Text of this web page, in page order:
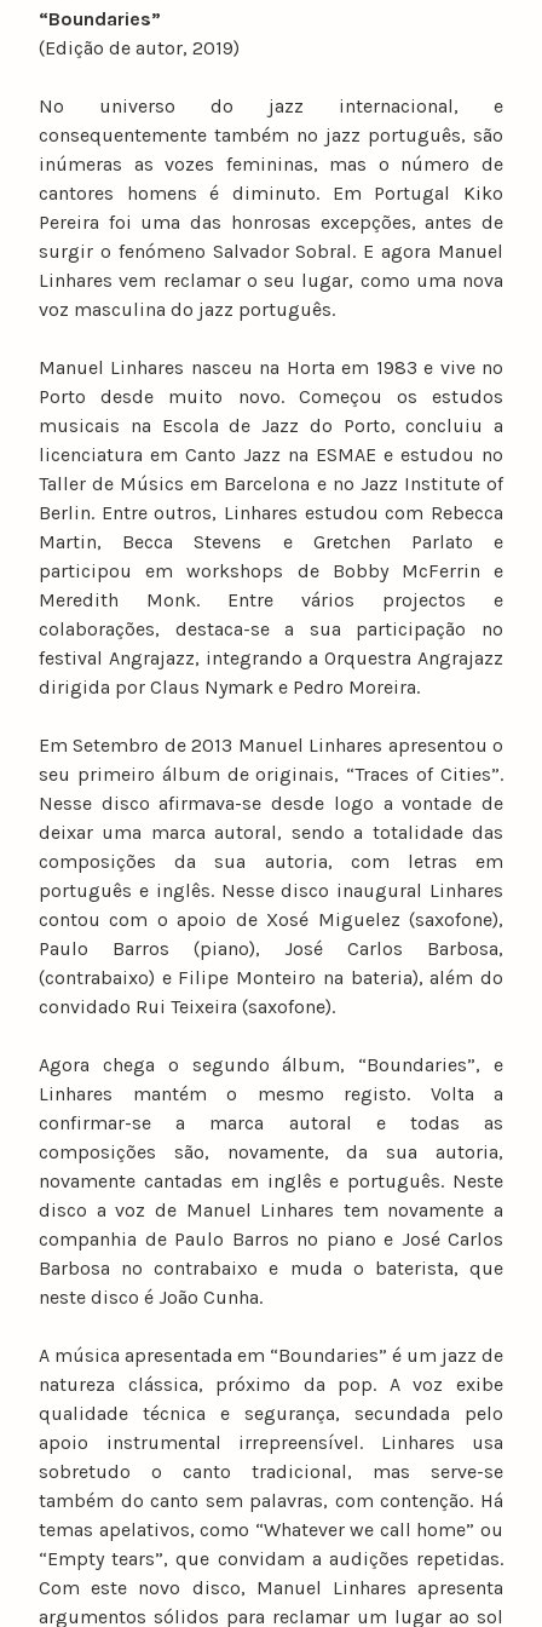
“Boundaries”
(Edição de autor, 2019)
No universo do jazz internacional, e
consequentemente também no jazz português, são
inúmeras as vozes femininas, mas o número de
cantores homens é diminuto. Em Portugal Kiko
Pereira foi uma das honrosas excepções, antes de
surgir o fenómeno Salvador Sobral. E agora Manuel
Linhares vem reclamar o seu lugar, como uma nova
voz masculina do jazz português.
Manuel Linhares nasceu na Horta em 1983 e vive no
Porto desde muito novo. Começou os estudos
musicais na Escola de Jazz do Porto, concluiu a
licenciatura em Canto Jazz na ESMAE e estudou no
Taller de Músics em Barcelona e no Jazz Institute of
Berlin. Entre outros, Linhares estudou com Rebecca
Martin, Becca Stevens e Gretchen Parlato e
participou em workshops de Bobby McFerrin e
Meredith Monk. Entre vários projectos e
colaborações, destaca-se a sua participação no
festival Angrajazz, integrando a Orquestra Angrajazz
dirigida por Claus Nymark e Pedro Moreira.
Em Setembro de 2013 Manuel Linhares apresentou o
seu primeiro álbum de originais, “Traces of Cities”.
Nesse disco afirmava-se desde logo a vontade de
deixar uma marca autoral, sendo a totalidade das
composições da sua autoria, com letras em
português e inglês. Nesse disco inaugural Linhares
contou com o apoio de Xosé Miguelez (saxofone),
Paulo Barros (piano), José Carlos Barbosa,
(contrabaixo) e Filipe Monteiro na bateria), além do
convidado Rui Teixeira (saxofone).
Agora chega o segundo álbum, “Boundaries”, e
Linhares mantém o mesmo registo. Volta a
confirmar-se a marca autoral e todas as
composições são, novamente, da sua autoria,
novamente cantadas em inglês e português. Neste
disco a voz de Manuel Linhares tem novamente a
companhia de Paulo Barros no piano e José Carlos
Barbosa no contrabaixo e muda o baterista, que
neste disco é João Cunha.
A música apresentada em “Boundaries” é um jazz de
natureza clássica, próximo da pop. A voz exibe
qualidade técnica e segurança, secundada pelo
apoio instrumental irrepreensível. Linhares usa
sobretudo o canto tradicional, mas serve-se
também do canto sem palavras, com contenção. Há
temas apelativos, como “Whatever we call home” ou
“Empty tears”, que convidam a audições repetidas.
Com este novo disco, Manuel Linhares apresenta
argumentos sólidos para reclamar um lugar ao sol